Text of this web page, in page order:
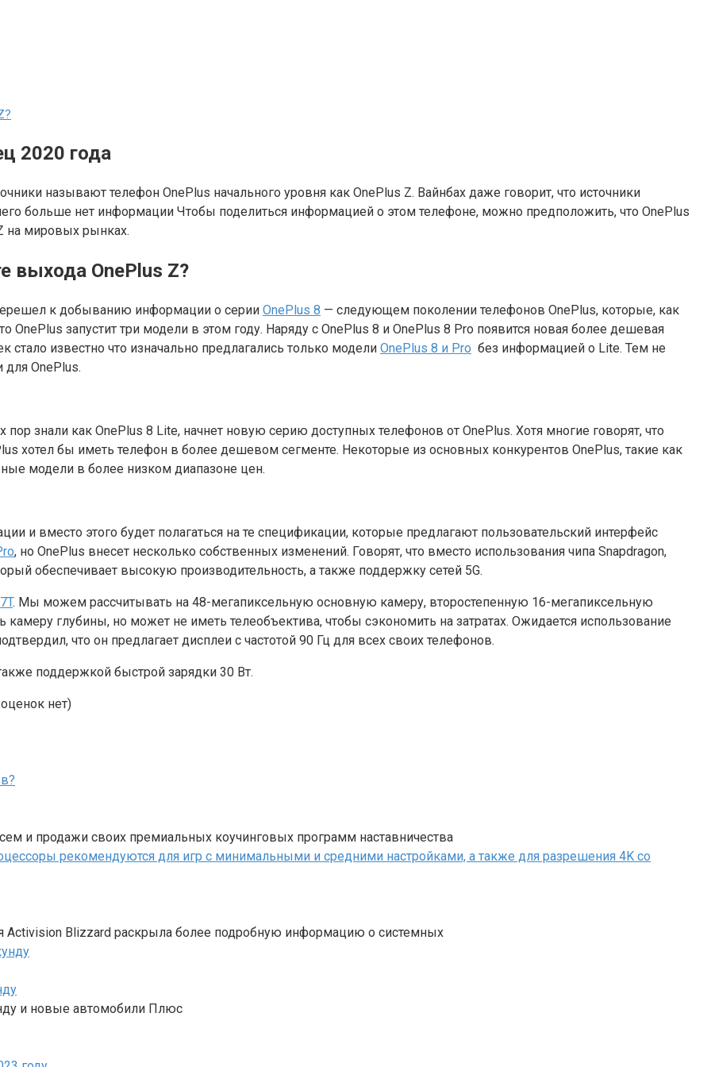
2020 года
называют телефон OnePlus начального уровня как OnePlus Z. Вайнбах даже говорит, что источники
больше нет информации Чтобы поделиться информацией о этом телефоне, можно предположить, что OnePlus
на мировых рынках.
выхода OnePlus Z?
к добыванию информации о серии OnePlus 8 — следующем поколении телефонов OnePlus, которые, как
OnePlus запустит три модели в этом году. Наряду с OnePlus 8 и OnePlus 8 Pro появится новая более дешевая
известно что изначально предлагались только модели OnePlus 8 и Pro без информацией о Lite. Тем не
OnePlus.
знали как OnePlus 8 Lite, начнет новую серию доступных телефонов от OnePlus. Хотя многие говорят, что
хотел бы иметь телефон в более дешевом сегменте. Некоторые из основных конкурентов OnePlus, такие как
модели в более низком диапазоне цен.
и вместо этого будет полагаться на те спецификации, которые предлагают пользовательский интерфейс
, но OnePlus внесет несколько собственных изменений. Говорят, что вместо использования чипа Snapdragon,
обеспечивает высокую производительность, а также поддержку сетей 5G.
. Мы можем рассчитывать на 48-мегапиксельную основную камеру, второстепенную 16-мегапиксельную
глубины, но может не иметь телеобъектива, чтобы сэкономить на затратах. Ожидается использование
что он предлагает дисплеи с частотой 90 Гц для всех своих телефонов.
поддержкой быстрой зарядки 30 Вт.
нет)
и продажи своих премиальных коучинговых программ наставничества
Activision Blizzard раскрыла более подробную информацию о системных
и новые автомобили Плюс